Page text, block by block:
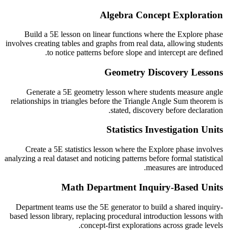
Algebra Concept Exploration
Build a 5E lesson on linear functions where the Explore phase
involves creating tables and graphs from real data, allowing students
to notice patterns before slope and intercept are defined.
Geometry Discovery Lessons
Generate a 5E geometry lesson where students measure angle
relationships in triangles before the Triangle Angle Sum theorem is
stated, discovery before declaration.
Statistics Investigation Units
Create a 5E statistics lesson where the Explore phase involves
analyzing a real dataset and noticing patterns before formal statistical
measures are introduced.
Math Department Inquiry-Based Units
Department teams use the 5E generator to build a shared inquiry-
based lesson library, replacing procedural introduction lessons with
concept-first explorations across grade levels.